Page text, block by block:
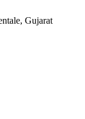
Gujarat